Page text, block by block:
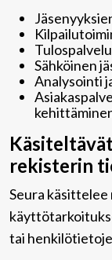
Sähköinen
Analysointi
rekisterin
Seura
tai